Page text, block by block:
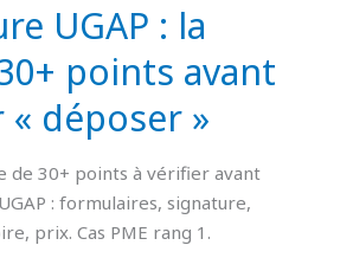
UGAP : la
points avant
déposer »
de 30+ points à vérifier avant
: formulaires, signature,
prix. Cas PME rang 1.